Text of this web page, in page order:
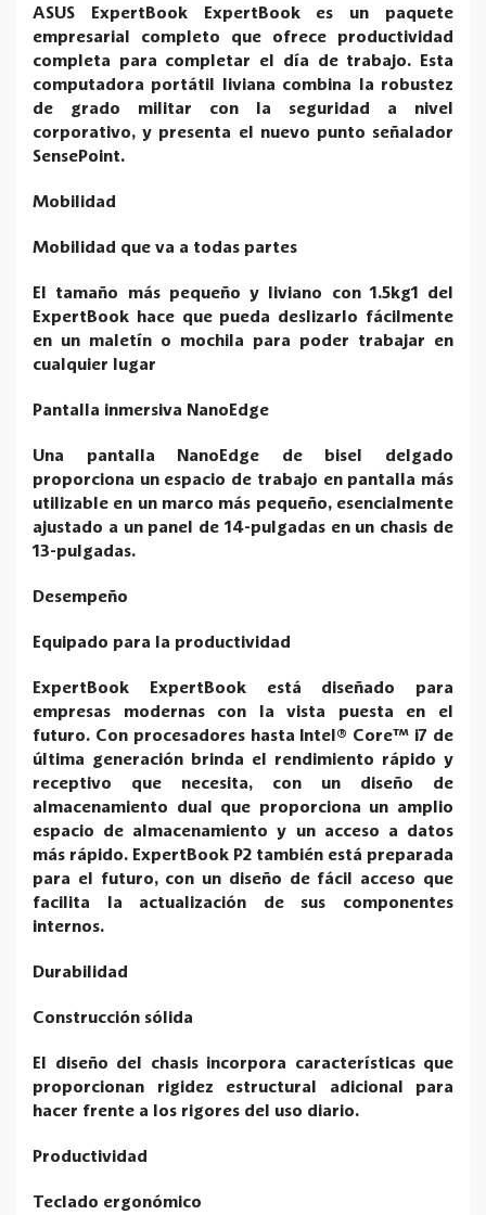
ASUS ExpertBook ExpertBook es un paquete
empresarial completo que ofrece productividad
completa para completar el día de trabajo. Esta
computadora portátil liviana combina la robustez
de grado militar con la seguridad a nivel
corporativo, y presenta el nuevo punto señalador
SensePoint.
Mobilidad
Mobilidad que va a todas partes
El tamaño más pequeño y liviano con 1.5kg1 del
ExpertBook hace que pueda deslizarlo fácilmente
en un maletín o mochila para poder trabajar en
cualquier lugar
Pantalla inmersiva NanoEdge
Una pantalla NanoEdge de bisel delgado
proporciona un espacio de trabajo en pantalla más
utilizable en un marco más pequeño, esencialmente
ajustado a un panel de 14-pulgadas en un chasis de
13-pulgadas.
Desempeño
Equipado para la productividad
ExpertBook ExpertBook está diseñado para
empresas modernas con la vista puesta en el
futuro. Con procesadores hasta Intel® Core™ i7 de
última generación brinda el rendimiento rápido y
receptivo que necesita, con un diseño de
almacenamiento dual que proporciona un amplio
espacio de almacenamiento y un acceso a datos
más rápido. ExpertBook P2 también está preparada
para el futuro, con un diseño de fácil acceso que
facilita la actualización de sus componentes
internos.
Durabilidad
Construcción sólida
El diseño del chasis incorpora características que
proporcionan rigidez estructural adicional para
hacer frente a los rigores del uso diario.
Productividad
Teclado ergonómico